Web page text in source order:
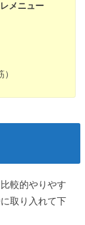
メニュー
較的やりやす
取り入れて下